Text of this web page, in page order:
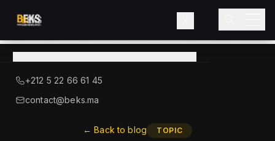
View
catalog→
LIEBHERR — OFFICIAL DISTRIBUTOR
+212 5 22 66 61 45
contact@beks.ma
←Back to blog TOPIC